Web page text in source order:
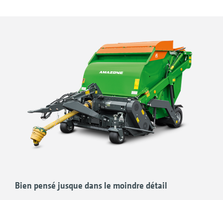
Bien pensé jusque dans le moindre détail